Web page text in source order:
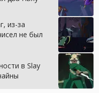
из-за
не был
в Slay